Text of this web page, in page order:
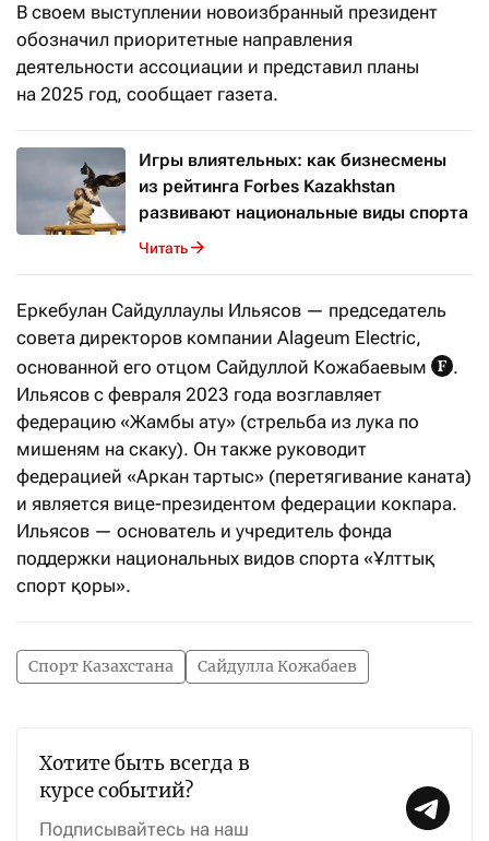
В своем выступлении новоизбранный президент
обозначил приоритетные направления
деятельности ассоциации и представил планы
на 2025 год, сообщает газета.
Игры влиятельных: как бизнесмены
из рейтинга Forbes Kazakhstan
развивают национальные виды спорта
Читать
Еркебулан Сайдуллаулы Ильясов — председатель
совета директоров компании Alageum Electric,
основанной его отцом Сайдуллой Кожабаевым
.
Ильясов с февраля 2023 года возглавляет
федерацию «Жамбы ату» (стрельба из лука по
мишеням на скаку). Он также руководит
федерацией «Аркан тартыс» (перетягивание каната)
и является вице-президентом федерации кокпара.
Ильясов — основатель и учредитель фонда
поддержки национальных видов спорта «Ұлттық
спорт қоры».
Спорт Казахстана Сайдулла Кожабаев
Хотите быть всегда в
курсе событий?
Подписывайтесь на наш